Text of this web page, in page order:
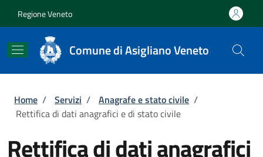
Regione Veneto
Comune di Asigliano Veneto
Briciole di pane
Home / Servizi / Anagrafe e stato civile /
Rettifica di dati anagrafici e di stato civile
Rettifica di dati anagrafici